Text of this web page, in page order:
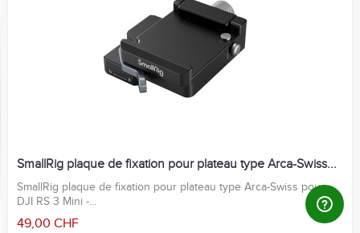
SmallRig plaque de fixation pour plateau type Arca-Swiss...
SmallRig plaque de fixation pour plateau type Arca-Swiss pour
DJI RS 3 Mini -...
49,00 CHF